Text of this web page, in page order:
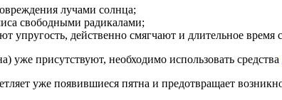
лучами солнца;
свободными радикалами;
упругость, действенно смягчают и длительное
присутствуют, необходимо использовать средства
уже появившиеся пятна и предотвращает